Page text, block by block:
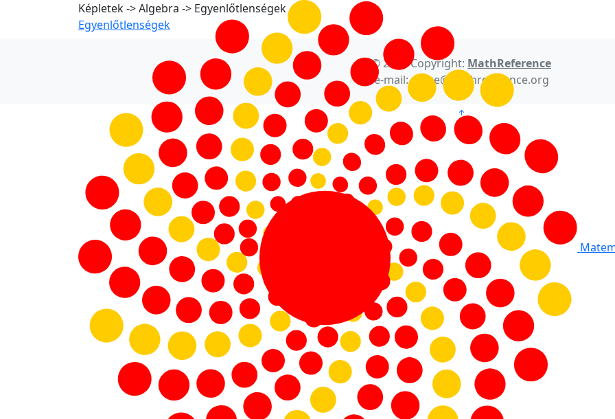
Képletek -> Algebra -> Egyenlőtlenségek
Egyenlőtlenségek
© 2021 Copyright: MathReference
e-mail: office@mathreference.org